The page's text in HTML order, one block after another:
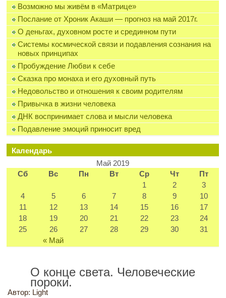
Возможно мы живём в «Матрице»
Послание от Хроник Акаши — прогноз на май 2017г.
О деньгах, духовном росте и срединном пути
Системы космической связи и подавления сознания на
новых принципах
Пробуждение Любви к себе
Сказка про монаха и его духовный путь
Недовольство и отношения к своим родителям
Привычка в жизни человека
ДНК воспринимает слова и мысли человека
Подавление эмоций приносит вред
Календарь
Май 2019
Сб
Вс Пн Вт Ср Чт Пт
« Май
1 2
3
4
5 6 7 8 9
10
11
12 13 14 15 16
17
18
19 20 21 22 23
24
25
26 27 28 29 30 31
О конце света. Человеческие
пороки.
Автор: Light